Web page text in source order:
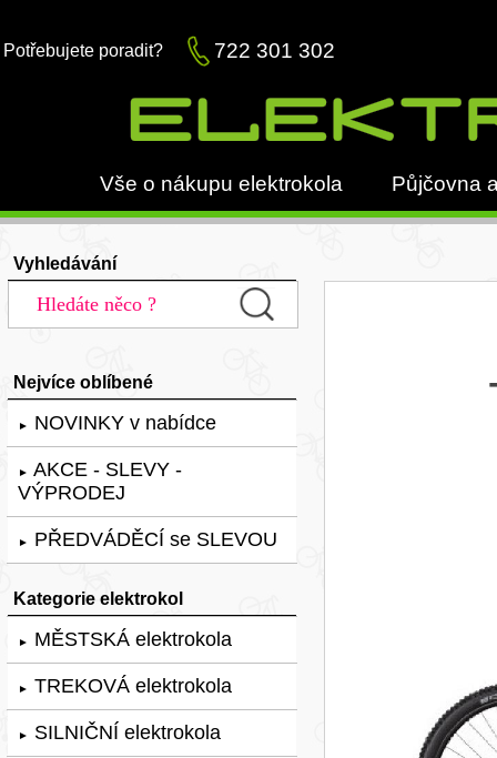
Potřebujete poradit? 722 301 302
Vše o nákupu elektrokola Půjčovna
Vyhledávání
Nejvíce oblíbené
► NOVINKY v nabídce
► AKCE - SLEVY -
VÝPRODEJ
► PŘEDVÁDĚCÍ se SLEVOU
Kategorie elektrokol
► MĚSTSKÁ elektrokola
► TREKOVÁ elektrokola
► SILNIČNÍ elektrokola